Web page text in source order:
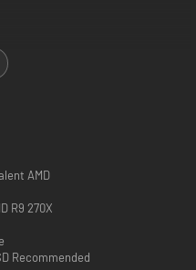
in Italian
total na história e nos
premiado "The Town of Light" e
na realidade e focados
níveis./b]
perda, as relações e a vertente
da história, pelos dos olhos de
AMD
R9 270X
Recommended